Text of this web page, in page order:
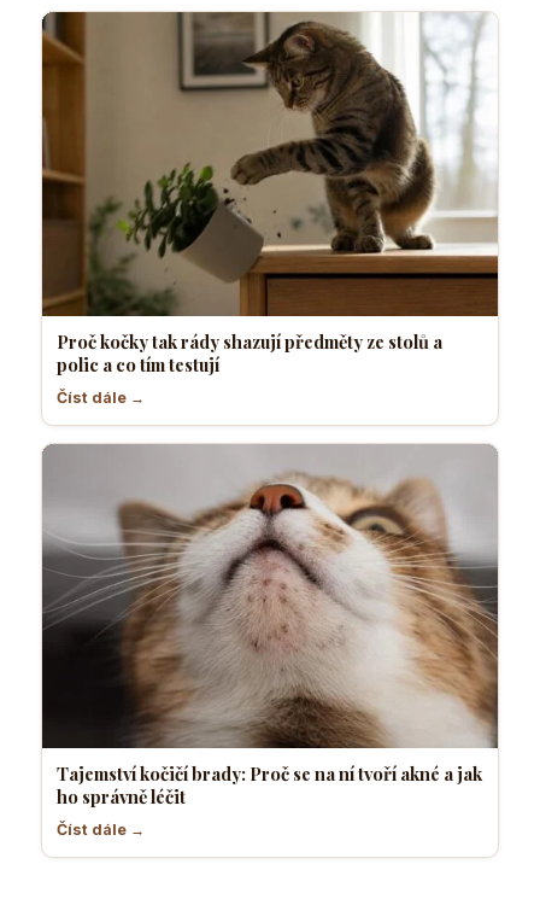
Proč kočky tak rády shazují předměty ze stolů a
polic a co tím testují
Číst dále →
Tajemství kočičí brady: Proč se na ní tvoří akné a jak
ho správně léčit
Číst dále →